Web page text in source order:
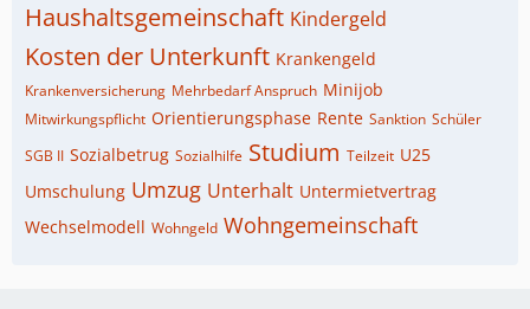
Haushaltsgemeinschaft Kindergeld
Kosten der Unterkunft Krankengeld
Krankenversicherung Mehrbedarf Anspruch Minijob
Mitwirkungspflicht Orientierungsphase Rente Sanktion Schüler
SGB II Sozialbetrug Sozialhilfe Studium Teilzeit U25
Umschulung Umzug Unterhalt Untermietvertrag
Wechselmodell Wohngeld Wohngemeinschaft